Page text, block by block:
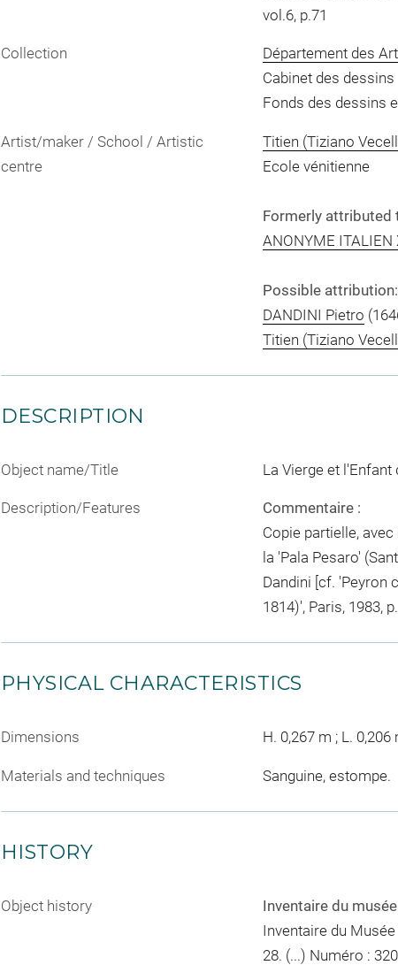
vol.6, p.71
Collection
Département des
Cabinet des dessins
Fonds des dessins
Artist/maker / School / Artistic
centre
Titien (Tiziano
Ecole vénitienne
Formerly attributed
ANONYME ITALIEN
Possible attribution:
DANDINI Pietro
Titien (Tiziano
DESCRIPTION
Object name/Title La Vierge et l'Enfant
Description/Features
Commentaire :
Copie partielle,
la 'Pala Pesaro'
Dandini [cf. 'Peyron
1814)', Paris, 1983,
PHYSICAL CHARACTERISTICS
Dimensions H. 0,267 m ; L. 0,206
Materials and techniques Sanguine, estompe.
HISTORY
Object history
Inventaire du
Inventaire du
28. (...) Numéro :